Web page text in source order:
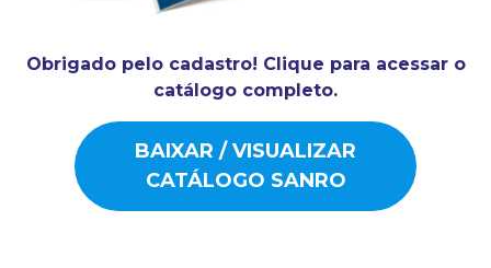
Obrigado pelo cadastro! Clique para acessar o
catálogo completo.
BAIXAR / VISUALIZAR
CATÁLOGO SANRO